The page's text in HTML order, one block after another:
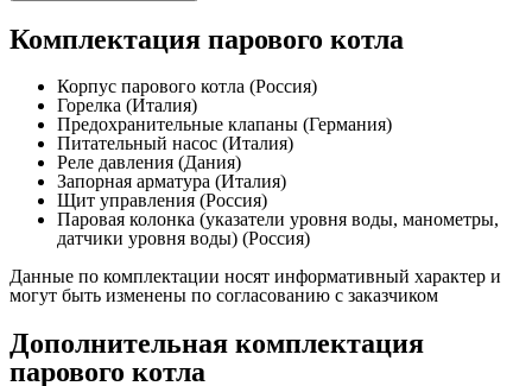
Комплектация парового котла
Корпус парового котла (Россия)
Горелка (Италия)
Предохранительные клапаны (Германия)
Питательный насос (Италия)
Реле давления (Дания)
Запорная арматура (Италия)
Щит управления (Россия)
Паровая колонка (указатели уровня воды, манометры,
датчики уровня воды) (Россия)
Данные по комплектации носят информативный характер и
могут быть изменены по согласованию с заказчиком
Дополнительная комплектация
парового котла